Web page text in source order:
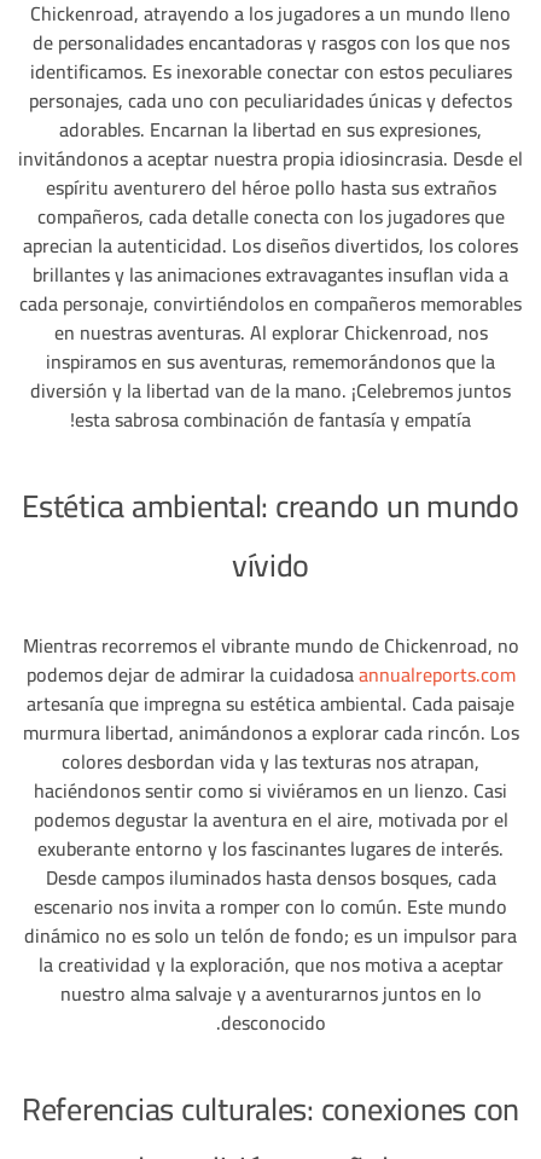
Chickenroad, atrayendo a los jugadores a un mundo lleno
de personalidades encantadoras y rasgos con los que nos
identificamos. Es inexorable conectar con estos peculiares
personajes, cada uno con peculiaridades únicas y defectos
adorables. Encarnan la libertad en sus expresiones,
invitándonos a aceptar nuestra propia idiosincrasia. Desde el
espíritu aventurero del héroe pollo hasta sus extraños
compañeros, cada detalle conecta con los jugadores que
aprecian la autenticidad. Los diseños divertidos, los colores
brillantes y las animaciones extravagantes insuflan vida a
cada personaje, convirtiéndolos en compañeros memorables
en nuestras aventuras. Al explorar Chickenroad, nos
inspiramos en sus aventuras, rememorándonos que la
diversión y la libertad van de la mano. ¡Celebremos juntos
esta sabrosa combinación de fantasía y empatía!
Estética ambiental: creando un mundo
vívido
Mientras recorremos el vibrante mundo de Chickenroad, no
podemos dejar de admirar la cuidadosaannualreports.com
artesanía que impregna su estética ambiental. Cada paisaje
murmura libertad, animándonos a explorar cada rincón. Los
colores desbordan vida y las texturas nos atrapan,
haciéndonos sentir como si viviéramos en un lienzo. Casi
podemos degustar la aventura en el aire, motivada por el
exuberante entorno y los fascinantes lugares de interés.
Desde campos iluminados hasta densos bosques, cada
escenario nos invita a romper con lo común. Este mundo
dinámico no es solo un telón de fondo; es un impulsor para
la creatividad y la exploración, que nos motiva a aceptar
nuestro alma salvaje y a aventurarnos juntos en lo
desconocido.
Referencias culturales: conexiones con